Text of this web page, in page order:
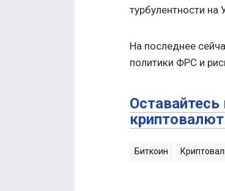
турбулентности на
На последнее
политики ФРС и
Оставайтесь
Биткоин